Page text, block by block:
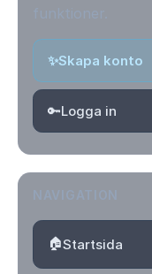
✨Skapa konto
🔑Logga in
🏠Startsida